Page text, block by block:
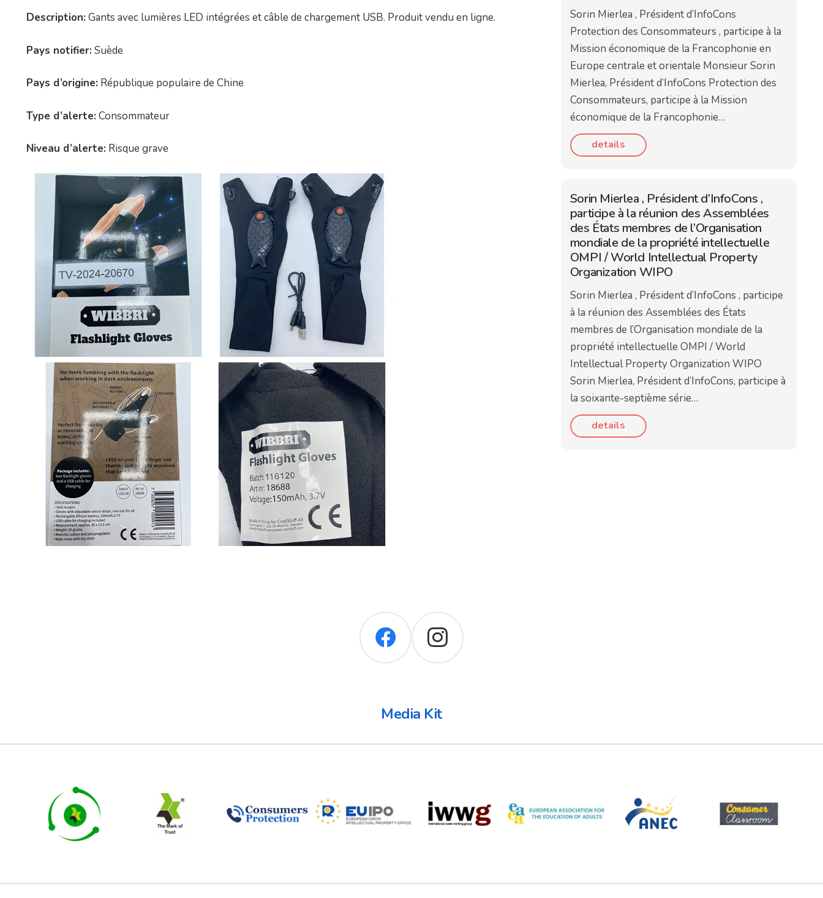
Description: Gants avec lumières LED intégrées et câble de chargement USB. Produit vendu en ligne.
Pays notifier: Suède
Pays d’origine: République populaire de Chine
Type d’alerte: Consommateur
Niveau d’alerte: Risque grave
Sorin Mierlea , Président d’InfoCons
Protection des Consommateurs , participe à la
Mission économique de la Francophonie en
Europe centrale et orientale Monsieur Sorin
Mierlea, Président d’InfoCons Protection des
Consommateurs, participe à la Mission
économique de la Francophonie…
details
Sorin Mierlea , Président d’InfoCons ,
participe à la réunion des Assemblées
des États membres de l’Organisation
mondiale de la propriété intellectuelle
OMPI / World Intellectual Property
Organization WIPO
Sorin Mierlea , Président d’InfoCons , participe
à la réunion des Assemblées des États
membres de l’Organisation mondiale de la
propriété intellectuelle OMPI / World
Intellectual Property Organization WIPO
Sorin Mierlea, Président d’InfoCons, participe à
la soixante-septième série…
details
Media Kit